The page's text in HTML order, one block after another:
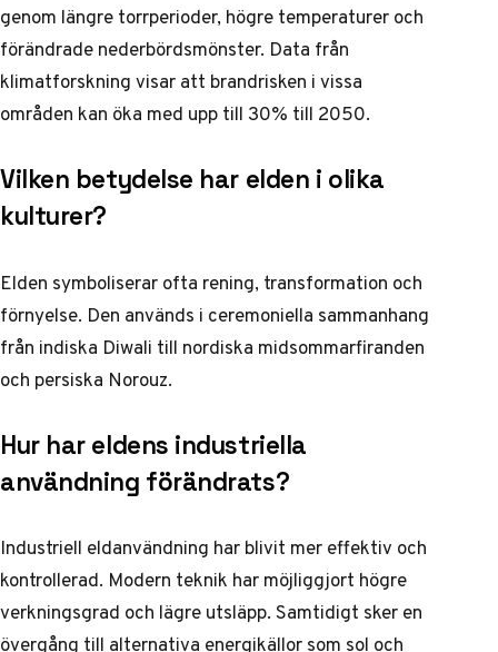
genom längre torrperioder, högre temperaturer och
förändrade nederbördsmönster. Data från
klimatforskningvisar att brandrisken i vissa
områden kan öka med upp till 30% till 2050.
Vilken betydelse har elden i olika
kulturer?
Elden symboliserar ofta rening, transformation och
förnyelse. Den används i ceremoniella sammanhang
från indiska Diwali till nordiska midsommarfiranden
och persiska Norouz.
Hur har eldens industriella
användning förändrats?
Industriell eldanvändning har blivit mer effektiv och
kontrollerad. Modern teknik har möjliggjort högre
verkningsgrad och lägre utsläpp. Samtidigt sker en
övergång till alternativa energikällor som sol och